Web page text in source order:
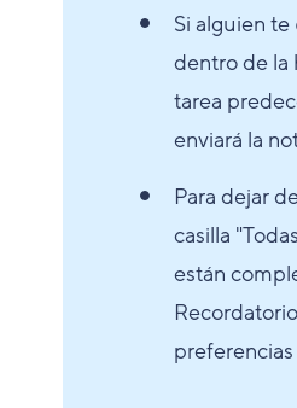
Si alguien
dentro de la
tarea
enviará la
Para dejar
casilla
están